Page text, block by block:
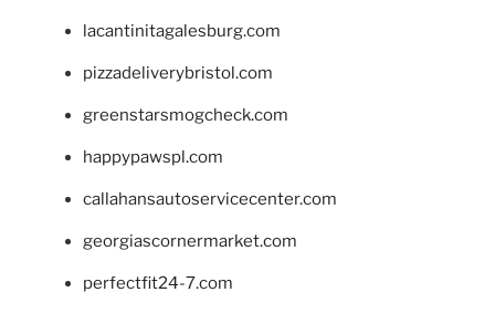
lacantinitagalesburg.com
pizzadeliverybristol.com
greenstarsmogcheck.com
happypawspl.com
callahansautoservicecenter.com
georgiascornermarket.com
perfectfit24-7.com